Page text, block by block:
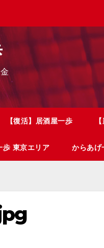
【復活】居酒屋一歩
歩 東京エリア からあげ